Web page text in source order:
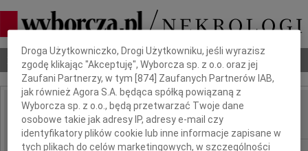
Nekrologi Odeszli Poradnik pogrzebowy
IMIĘ I NAZWISKO: Józef Kulig
Dbamy o Twoją prywatność
Droga Użytkowniczko, Drogi Użytkowniku, jeśli wyrazisz
zgodę klikając "Akceptuję", Wyborcza sp. z o.o. oraz jej
Zaufani Partnerzy, w tym [874 ] Zaufanych Partnerów IAB,
jak również Agora S.A. będąca spółką powiązaną z
Wyborcza sp. z o.o., będą przetwarzać Twoje dane
osobowe takie jak adresy IP, adresy e-mail czy
identyfikatory plików cookie lub inne informacje zapisane w
tych plikach do celów marketingowych, w szczególności